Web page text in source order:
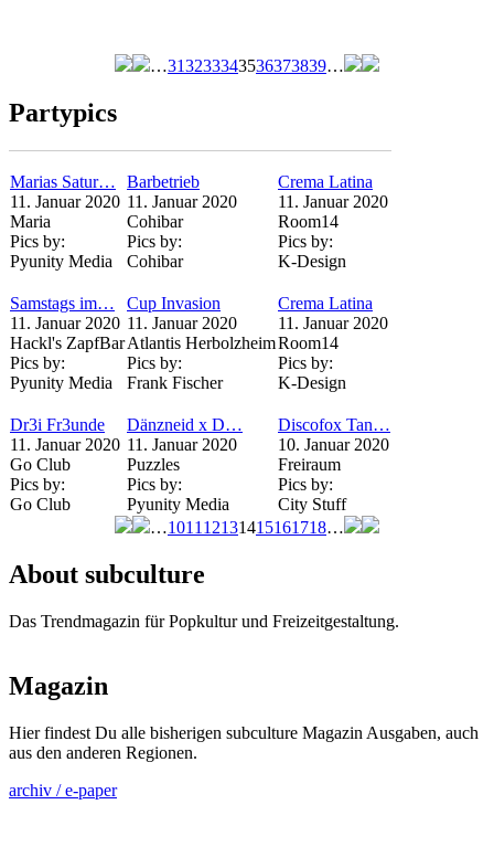
…313233343536373839…
Partypics
Marias Satur…
11. Januar 2020
Maria
Pics by:
Pyunity Media
Barbetrieb
11. Januar 2020
Cohibar
Pics by:
Cohibar
Crema Latina
11. Januar 2020
Room14
Pics by:
K-Design
Samstags im…
11. Januar 2020
Hackl's ZapfBar
Pics by:
Pyunity Media
Cup Invasion
11. Januar 2020
Atlantis Herbolzheim
Pics by:
Frank Fischer
Crema Latina
11. Januar 2020
Room14
Pics by:
K-Design
Dr3i Fr3unde
11. Januar 2020
Go Club
Pics by:
Go Club
Dänzneid x D…
11. Januar 2020
Puzzles
Pics by:
Pyunity Media
Discofox Tan…
10. Januar 2020
Freiraum
Pics by:
City Stuff
…1011 12131415161718…
About subculture
Das Trendmagazin für Popkultur und Freizeitgestaltung.
Magazin
Hier findest Du alle bisherigen subculture Magazin Ausgaben, auch
aus den anderen Regionen.
archiv / e-paper